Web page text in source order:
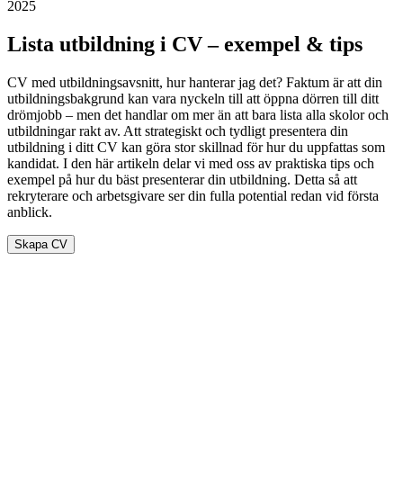
2025
Lista utbildning i CV – exempel & tips
CV med utbildningsavsnitt, hur hanterar jag det? Faktum är att din
utbildningsbakgrund kan vara nyckeln till att öppna dörren till ditt
drömjobb – men det handlar om mer än att bara lista alla skolor och
utbildningar rakt av. Att strategiskt och tydligt presentera din
utbildning i ditt CV kan göra stor skillnad för hur du uppfattas som
kandidat. I den här artikeln delar vi med oss av praktiska tips och
exempel på hur du bäst presenterar din utbildning. Detta så att
rekryterare och arbetsgivare ser din fulla potential redan vid första
anblick.
Skapa CV